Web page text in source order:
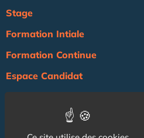
Stage
Formation Intiale
Formation Continue
Espace Candidat